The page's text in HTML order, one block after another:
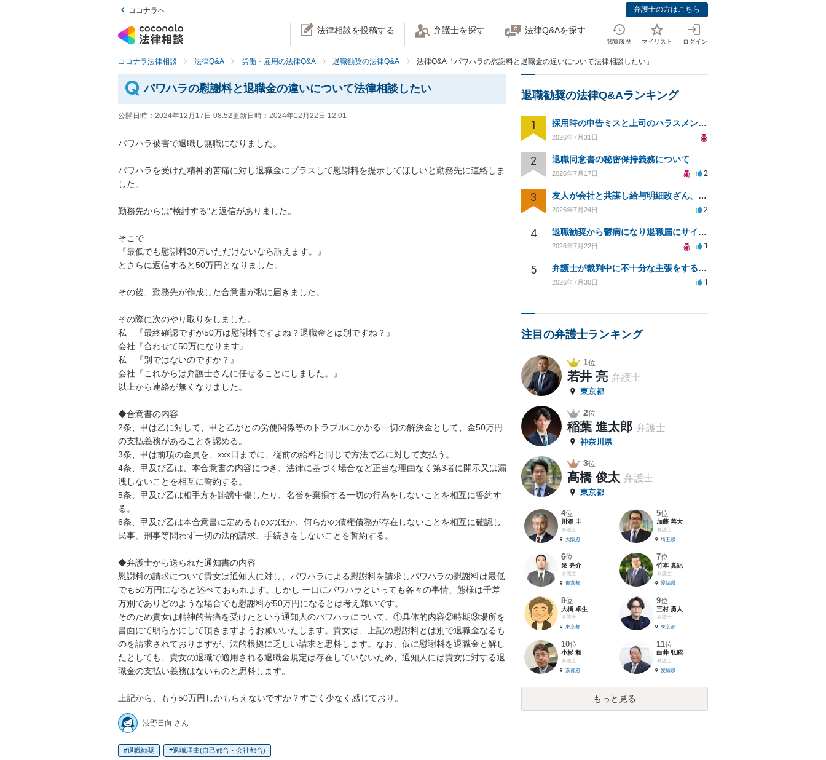
ココナラへ 弁護士の方はこちら
法律相談を投稿する 弁護士を探す 法律Q&Aを探す
閲覧履歴 マイリスト ログイン
ココナラ法律相談 法律Q&A 労働・雇用の法律Q&A 退職勧奨の法律Q&A 法律Q&A「パワハラの慰謝料と退職金の違いについて法律相談したい」
パワハラの慰謝料と退職金の違いについて法律相談したい
公開日時： 2024年12月17日 08:52更新日時： 2024年12月22日 12:01
パワハラ被害で退職し無職になりました。
パワハラを受けた精神的苦痛に対し退職金にプラスして慰謝料を提示してほしいと勤務先に連絡しま
した。
勤務先からは"検討する"と返信がありました。
そこで
『最低でも慰謝料30万いただけないなら訴えます。』
とさらに返信すると50万円となりました。
その後、勤務先が作成した合意書が私に届きました。
その際に次のやり取りをしました。
私　『最終確認ですが50万は慰謝料ですよね？退職金とは別ですね？』
会社『合わせて50万になります』
私　『別ではないのですか？』
会社『これからは弁護士さんに任せることにしました。』
以上から連絡が無くなりました。
◆合意書の内容
2条、甲は乙に対して、甲と乙がとの労使関係等のトラブルにかかる一切の解決金として、金50万円
の支払義務があることを認める。
3条、甲は前項の金員を、xxx日までに、従前の給料と同じで方法で乙に対して支払う。
4条、甲及び乙は、本合意書の内容につき、法律に基づく場合など正当な理由なく第3者に開示又は漏
洩しないことを相互に誓約する。
5条、甲及び乙は相手方を誹謗中傷したり、名誉を棄損する一切の行為をしないことを相互に誓約す
る。
6条、甲及び乙は本合意書に定めるもののほか、何らかの債権債務が存在しないことを相互に確認し
民事、刑事等問わず一切の法的請求、手続きをしないことを誓約する。
◆弁護士から送られた通知書の内容
慰謝料の請求について貴女は通知人に対し、パワハラによる慰謝料を請求しパワハラの慰謝料は最低
でも50万円になると述べておられます。しかし 一口にパワハラといっても各々の事情、態様は千差
万別でありどのような場合でも慰謝料が50万円になるとは考え難いです。
そのため貴女は精神的苦痛を受けたという通知人のパワハラについて、①具体的内容②時期③場所を
書面にて明らかにして頂きますようお願いいたします。貴女は、上記の慰謝料とは別で退職金なるも
のを請求されておりますが、法的根拠に乏しい請求と思料します。なお、仮に慰謝料を退職金と解し
たとしても、貴女の退職で適用される退職金規定は存在していないため、通知人には貴女に対する退
職金の支払い義務はないものと思料します。
上記から、もう50万円しかもらえないですか？すごく少なく感じており。
渋野日向 さん
退職勧奨 退職理由(自己都合・会社都合)
退職勧奨の法律Q&Aランキング
1 採用時の申告ミスと上司のハラスメント、事前対応は？
2026年7月31日
2 退職同意書の秘密保持義務について
2026年7月17日 2
3 友人が会社と共謀し給与明細改ざん、生活保護不正受給の法的影響は？
2026年7月24日 2
4 退職勧奨から鬱病になり退職届にサインした
2026年7月22日 1
5 弁護士が裁判中に不十分な主張をすることの影響について
2026年7月30日 1
注目の弁護士ランキング
1位
若井 亮 弁護士
東京都
2位
稲葉 進太郎 弁護士
神奈川県
3位
髙橋 俊太 弁護士
東京都
4位
川添 圭
弁護士
大阪府
5位
加藤 善大
弁護士
埼玉県
6位
泉 亮介
弁護士
東京都
7位
竹本 真紀
弁護士
愛知県
8位
大橋 卓生
弁護士
東京都
9位
三村 勇人
弁護士
東京都
10位
小杉 和
弁護士
京都府
11位
白井 弘昭
弁護士
愛知県
もっと見る